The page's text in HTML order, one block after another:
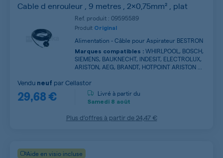
Cable d enrouleur , 9 metres , 2x0,75mm² , plat
Ref. produit : 09595589
Produit Original
Alimentation - Câble pour Aspirateur BESTRON
Marques compatibles : WHIRLPOOL, BOSCH,
SIEMENS, BAUKNECHT, INDESIT, ELECTROLUX,
ARISTON, AEG, BRANDT, HOTPOINT ARISTON ...
29,68 €
Vendu neuf parCellastor
Livré à partir du
Samedi 8 août
Plus d’offres à partir de 24,47 €
Aide en visio incluse